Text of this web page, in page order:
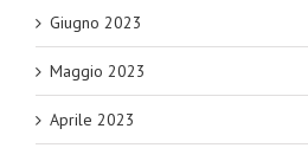
Giugno 2023
Maggio 2023
Aprile 2023